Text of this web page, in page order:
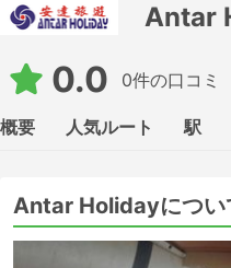
Antar
0.0 0件の口コミ
概要 人気ルート 駅
Antar Holidayについ